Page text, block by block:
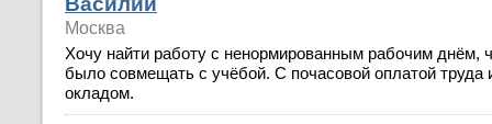
Москва
Хочу найти работу с ненормированным рабочим днём,
было совмещать с учёбой. С почасовой оплатой труда
окладом.